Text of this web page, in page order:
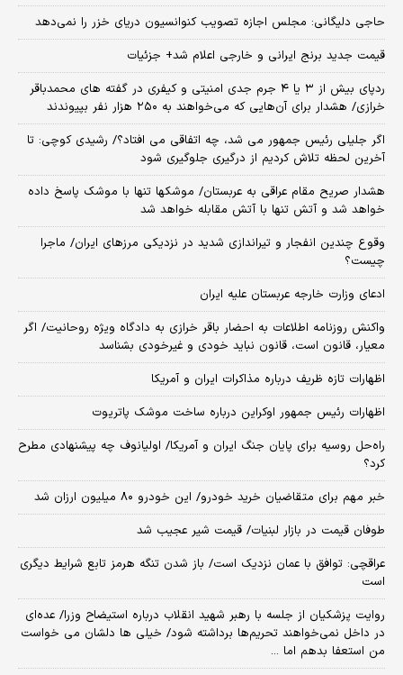
حاجی دلیگانی: مجلس اجازه تصویب کنوانسیون دریای خزر را نمی‌دهد
قیمت جدید برنج ایرانی و خارجی اعلام شد+ جزئیات
ردپای بیش از ۳ یا ۴ جرم جدی امنیتی و کیفری در گفته های محمدباقر
خرازی/ هشدار برای آن‌هایی که می‌خواهند به ۲۵۰ هزار نفر بپیوندند
اگر جلیلی رئیس جمهور می شد، چه اتفاقی می افتاد؟/ رشیدی کوچی: تا
آخرین لحظه تلاش کردیم از درگیری جلوگیری شود
هشدار صریح مقام عراقی به عربستان/ موشکها تنها با موشک پاسخ داده
خواهد شد و آتش تنها با آتش مقابله خواهد شد
وقوع چندین انفجار و تیراندازی شدید در نزدیکی مرز‌های ایران/ ماجرا
چیست؟
ادعای وزارت خارجه عربستان علیه ایران
واکنش روزنامه اطلاعات به احضار باقر خرازی به دادگاه ویژه روحانیت/ اگر
معیار، قانون است، قانون نباید خودی و غیرخودی بشناسد
اظهارات تازه ظریف درباره مذاکرات ایران و آمریکا
اظهارات رئیس جمهور اوکراین درباره ساخت موشک پاتریوت
راه‌حل روسیه برای پایان جنگ ایران و آمریکا/ اولیانوف چه پیشنهادی مطرح
کرد؟
خبر مهم برای متقاضیان خرید خودرو/ این خودرو ۸۰ میلیون ارزان شد
طوفان قیمت در بازار لبنیات/ قیمت شیر عجیب شد
عراقچی: توافق با عمان نزدیک است/ باز شدن تنگه هرمز تابع شرایط دیگری
است
روایت پزشکیان از جلسه با رهبر شهید انقلاب درباره استیضاح وزرا/ عده‌ای
در داخل نمی‌خواهند تحریم‌ها برداشته شود/ خیلی ها دلشان می خواست
من استعفا بدهم اما ...